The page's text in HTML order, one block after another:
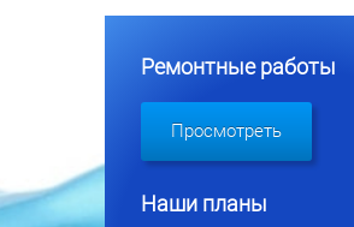
Ремонтные работы
Просмотреть
Наши планы